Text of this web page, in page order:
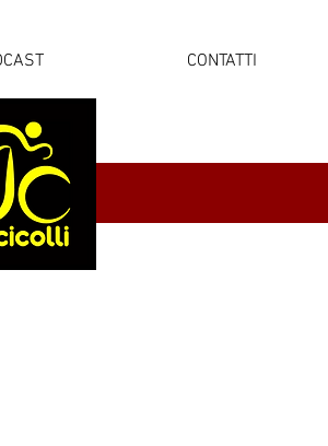
CONTATTI